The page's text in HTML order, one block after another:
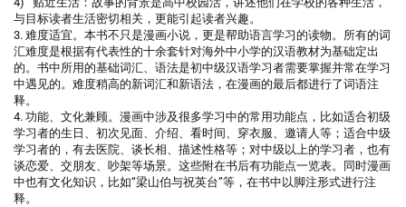
与目标读者生活密切相关，更能引起读者兴趣。
3. 难度适宜。本书不只是漫画小说，更是帮助语言学习的读物。所有的词
汇难度是根据有代表性的十余套针对海外中小学的汉语教材为基础定出
的。书中所用的基础词汇、语法是初中级汉语学习者需要掌握并常在学习
中遇见的。难度稍高的新词汇和新语法，在漫画的最后都进行了词语注
释。
4. 功能、文化兼顾。漫画中涉及很多学习中的常用功能点，比如适合初级
学习者的生日、初次见面、介绍、看时间、穿衣服、邀请人等；适合中级
学习者的，有去医院、谈长相、描述性格等；对中级以上的学习者，也有
谈恋爱、交朋友、吵架等场景。这些附在书后有功能点一览表。同时漫画
中也有文化知识，比如“梁山伯与祝英台”等，在书中以脚注形式进行注
释。